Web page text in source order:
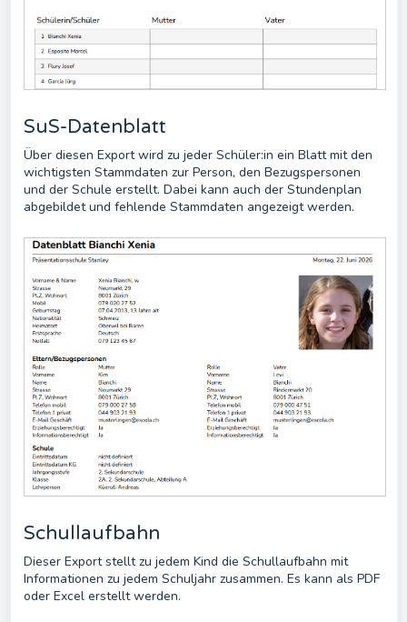
SuS-Datenblatt
Über diesen Export wird zu jeder Schüler:in ein Blatt mit den
wichtigsten Stammdaten zur Person, den Bezugspersonen
und der Schule erstellt. Dabei kann auch der Stundenplan
abgebildet und fehlende Stammdaten angezeigt werden.
Schullaufbahn
Dieser Export stellt zu jedem Kind die Schullaufbahn mit
Informationen zu jedem Schuljahr zusammen. Es kann als PDF
oder Excel erstellt werden.